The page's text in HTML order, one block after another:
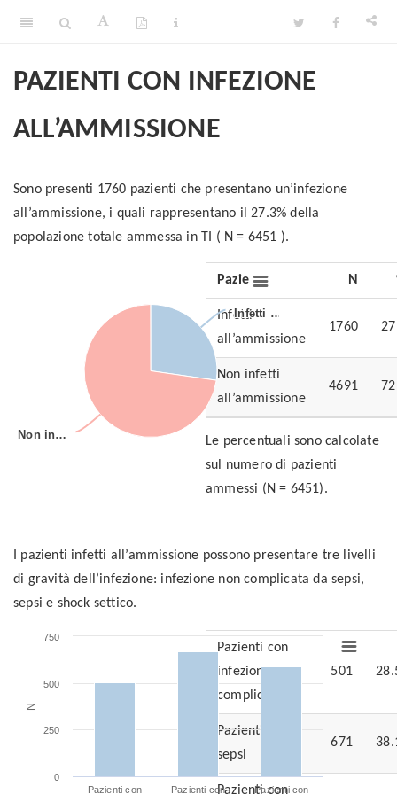
(N = 217)
PAZIENTI CON INFEZIONE
ALL’AMMISSIONE
Sono presenti 1760 pazienti che presentano un’infezione
all’ammissione, i quali rappresentano il 27.3% della
popolazione totale ammessa in TI ( N = 6451 ).
Infetti …
Infetti …
Non in…
Non in…
Pazienti N
Infetti
all’ammissione
1760
Non infetti
all’ammissione
4691
Le percentuali sono calcolate
sul numero di pazienti
ammessi (N = 6451).
I pazienti infetti all’ammissione possono presentare tre livelli
di gravità dell’infezione: infezione non complicata da sepsi,
sepsi e shock settico.
N
Pazienti con Pazienti con Pazienti con
0
250
500
750
Pazienti con
infezione non
complicata
501
Pazienti con
sepsi
671
Pazienti con